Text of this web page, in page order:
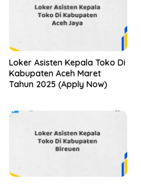
Loker Asisten Kepala Toko Di
Kabupaten Aceh Maret
Tahun 2025 (Apply Now)